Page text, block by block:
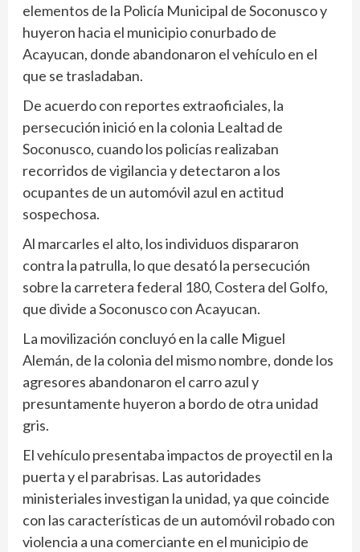
elementos de la Policía Municipal de Soconusco y
huyeron hacia el municipio conurbado de
Acayucan, donde abandonaron el vehículo en el
que se trasladaban.
De acuerdo con reportes extraoficiales, la
persecución inició en la colonia Lealtad de
Soconusco, cuando los policías realizaban
recorridos de vigilancia y detectaron a los
ocupantes de un automóvil azul en actitud
sospechosa.
Al marcarles el alto, los individuos dispararon
contra la patrulla, lo que desató la persecución
sobre la carretera federal 180, Costera del Golfo,
que divide a Soconusco con Acayucan.
La movilización concluyó en la calle Miguel
Alemán, de la colonia del mismo nombre, donde los
agresores abandonaron el carro azul y
presuntamente huyeron a bordo de otra unidad
gris.
El vehículo presentaba impactos de proyectil en la
puerta y el parabrisas. Las autoridades
ministeriales investigan la unidad, ya que coincide
con las características de un automóvil robado con
violencia a una comerciante en el municipio de